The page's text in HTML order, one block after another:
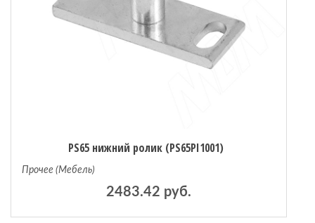
PS65 нижний ролик (PS65PI1001)
Прочее (Мебель)
2483.42 руб.